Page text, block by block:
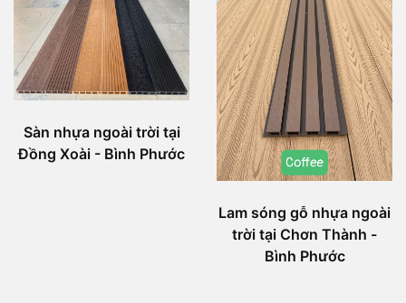
Sàn nhựa ngoài trời tại
Đồng Xoài - Bình Phước
Lam sóng gỗ nhựa ngoài
trời tại Chơn Thành -
Bình Phước